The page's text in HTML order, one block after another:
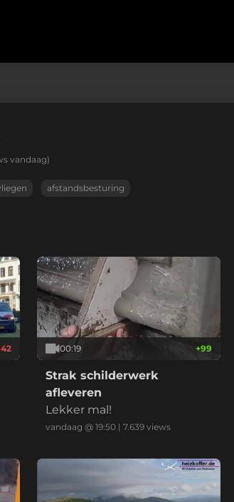
vandaag)
afstandsbesturing
00:19 +99
Strak schilderwerk
afleveren
Lekker mal!
vandaag @ 19:50| 7.639views